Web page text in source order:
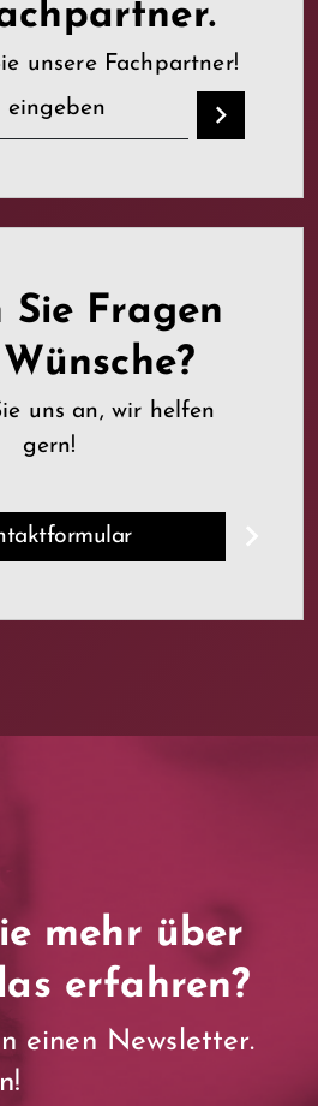
unsere Fachpartner!
Sie Fragen
uns an, wir helfen
gern!
mehr über
erfahren?
einen Newsletter.